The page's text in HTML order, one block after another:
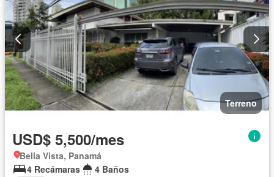
Terreno
USD$ 5,500/mes
Bella Vista, Panamá
4 Recámaras
4 Baños